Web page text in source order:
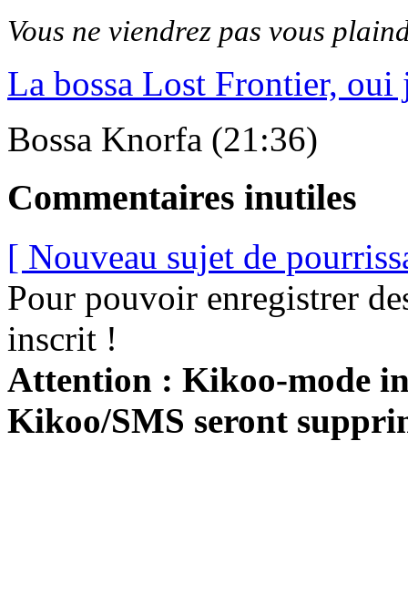
Vous ne viendrez pas vous
La bossa Lost Frontier,
Bossa Knorfa (21:36)
Commentaires inutiles
[ Nouveau sujet de
Pour pouvoir enregistrer
inscrit !
Attention : Kikoo-mode
Kikoo/SMS seront